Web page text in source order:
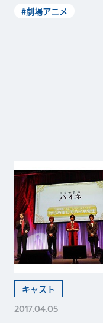
#劇場アニメ
キャスト
2017.04.05